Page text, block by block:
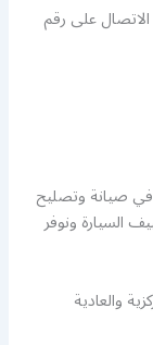
على رقم
في صيانة وتصليح
السيارة ونوفر
والعادية